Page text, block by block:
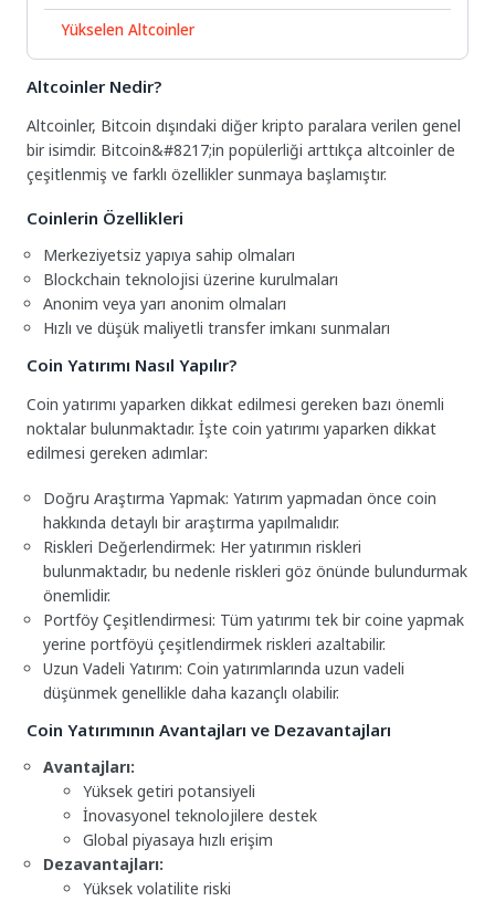
Yükselen Altcoinler
Altcoinler Nedir?
Altcoinler, Bitcoin dışındaki diğer kripto paralara verilen genel
bir isimdir. Bitcoin&#8217;in popülerliği arttıkça altcoinler de
çeşitlenmiş ve farklı özellikler sunmaya başlamıştır.
Coinlerin Özellikleri
Merkeziyetsiz yapıya sahip olmaları
Blockchain teknolojisi üzerine kurulmaları
Anonim veya yarı anonim olmaları
Hızlı ve düşük maliyetli transfer imkanı sunmaları
Coin Yatırımı Nasıl Yapılır?
Coin yatırımı yaparken dikkat edilmesi gereken bazı önemli
noktalar bulunmaktadır. İşte coin yatırımı yaparken dikkat
edilmesi gereken adımlar:
Doğru Araştırma Yapmak: Yatırım yapmadan önce coin
hakkında detaylı bir araştırma yapılmalıdır.
Riskleri Değerlendirmek: Her yatırımın riskleri
bulunmaktadır, bu nedenle riskleri göz önünde bulundurmak
önemlidir.
Portföy Çeşitlendirmesi: Tüm yatırımı tek bir coine yapmak
yerine portföyü çeşitlendirmek riskleri azaltabilir.
Uzun Vadeli Yatırım: Coin yatırımlarında uzun vadeli
düşünmek genellikle daha kazançlı olabilir.
Coin Yatırımının Avantajları ve Dezavantajları
Avantajları:
Yüksek getiri potansiyeli
İnovasyonel teknolojilere destek
Global piyasaya hızlı erişim
Dezavantajları:
Yüksek volatilite riski